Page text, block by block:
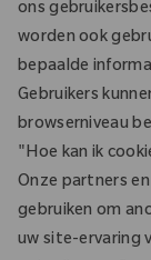
ons
worden ook
bepaalde
Gebruikers
browserniveau
"Hoe kan ik
Onze partners
gebruiken om
uw site-ervaring